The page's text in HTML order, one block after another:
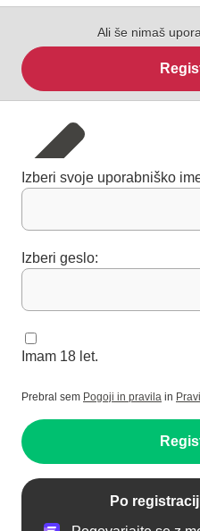
Ali še nimaš
Izberi svoje uporabniško
Izberi geslo:
Imam 18 let.
Prebral sem Pogoji in pravila in
Po